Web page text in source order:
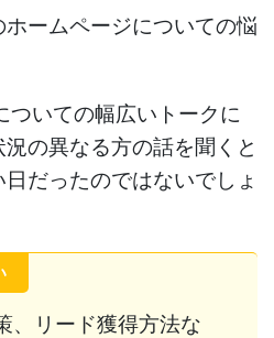
ームページについての悩
ついての幅広いトークに
の異なる方の話を聞くと
だったのではないでしょ
、リード獲得方法な